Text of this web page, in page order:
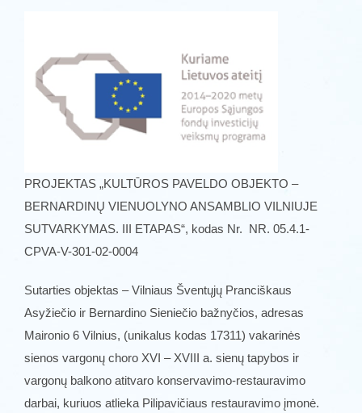
PROJEKTAS „KULTŪROS PAVELDO OBJEKTO –
BERNARDINŲ VIENUOLYNO ANSAMBLIO VILNIUJE
SUTVARKYMAS. III ETAPAS“, kodas Nr. NR. 05.4.1-
CPVA-V-301-02-0004
Sutarties objektas – Vilniaus Šventųjų Pranciškaus
Asyžiečio ir Bernardino Sieniečio bažnyčios, adresas
Maironio 6 Vilnius, (unikalus kodas 17311) vakarinės
sienos vargonų choro XVI – XVIII a. sienų tapybos ir
vargonų balkono atitvaro konservavimo-restauravimo
darbai, kuriuos atlieka Pilipavičiaus restauravimo įmonė.